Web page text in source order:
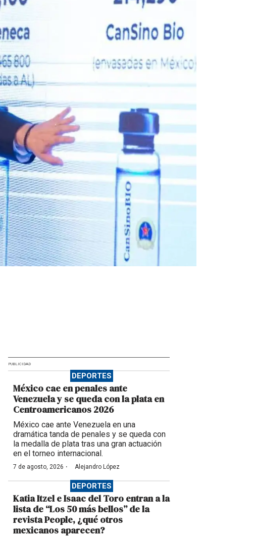
PUBLICIDAD
DEPORTES
México cae en penales ante
Venezuela y se queda con la plata en
Centroamericanos 2026
México cae ante Venezuela en una
dramática tanda de penales y se queda con
la medalla de plata tras una gran actuación
en el torneo internacional.
7 de agosto, 2026 · Alejandro López
DEPORTES
Katia Itzel e Isaac del Toro entran a la
lista de “Los 50 más bellos” de la
revista People, ¿qué otros
mexicanos aparecen?